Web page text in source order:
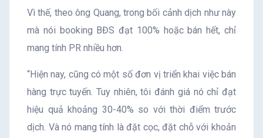
Vì thế, theo ông Quang, trong bối cảnh dịch như này
mà nói booking BĐS đạt 100% hoặc bán hết, chỉ
mang tính PR nhiều hơn.
“Hiện nay, cũng có một số đơn vị triển khai việc bán
hàng trực tuyến. Tuy nhiên, tôi đánh giá nó chỉ đạt
hiệu quả khoảng 30-40% so với thời điểm trước
dịch. Và nó mang tính là đặt cọc, đặt chỗ với khoản